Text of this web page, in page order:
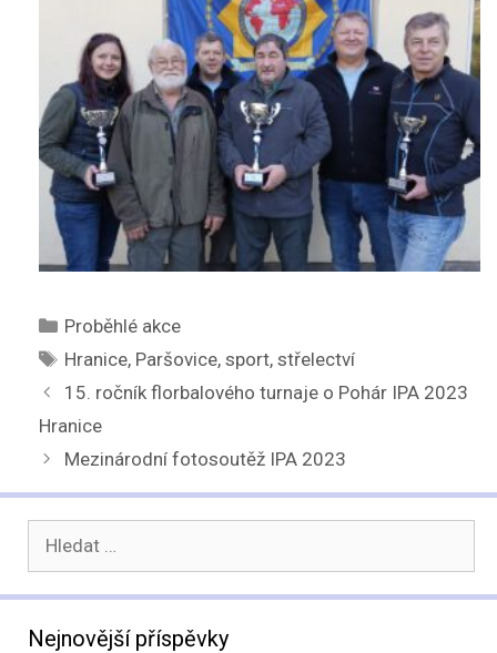
Rubriky
Proběhlé akce
Štítky
Hranice, Paršovice,sport,střelectví
15. ročník florbalového turnaje o Pohár IPA 2023
Hranice
Mezinárodní fotosoutěž IPA 2023
Nejnovější příspěvky